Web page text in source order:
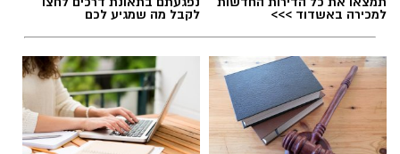
למכירה באשדוד >>> לקבל מה שמגיע לכם